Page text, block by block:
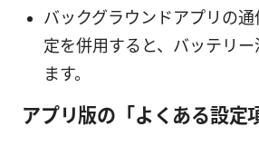
バックグラウンドアプリの
定を併用すると、バッテリ
ます。
アプリ版の「よくある設定